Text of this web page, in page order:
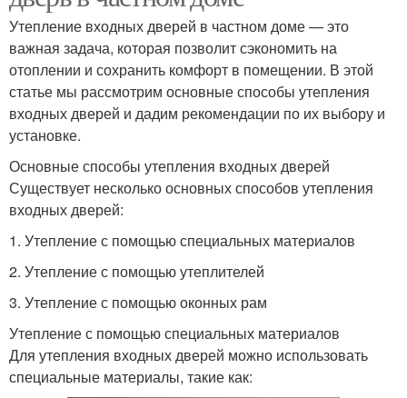
Утепление входных дверей в частном доме — это
важная задача, которая позволит сэкономить на
отоплении и сохранить комфорт в помещении. В этой
статье мы рассмотрим основные способы утепления
входных дверей и дадим рекомендации по их выбору и
установке.
Основные способы утепления входных дверей
Существует несколько основных способов утепления
входных дверей:
1. Утепление с помощью специальных материалов
2. Утепление с помощью утеплителей
3. Утепление с помощью оконных рам
Утепление с помощью специальных материалов
Для утепления входных дверей можно использовать
специальные материалы, такие как: